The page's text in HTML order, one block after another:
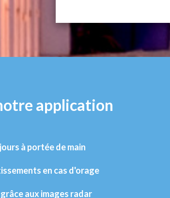
application
à portée de main
en cas d'orage
aux images radar